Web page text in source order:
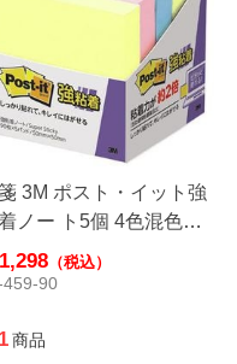
3M ポスト・イット強
ノー ト5個 4色混色
－5SSAP
（税込）
459-90
1商品